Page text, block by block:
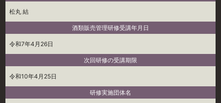
松丸 結
酒類販売管理研修受講年月日
令和7年4月26日
次回研修の受講期限
令和10年4月25日
研修実施団体名